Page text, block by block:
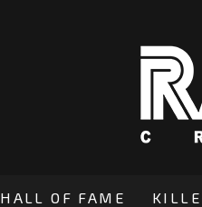
HALL OF FAME